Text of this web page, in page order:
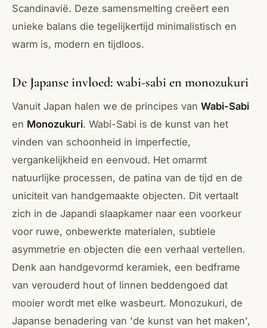
Scandinavië. Deze samensmelting creëert een
unieke balans die tegelijkertijd minimalistisch en
warm is, modern en tijdloos.
De Japanse invloed: wabi-sabi en monozukuri
Vanuit Japan halen we de principes van Wabi-Sabi
en Monozukuri. Wabi-Sabi is de kunst van het
vinden van schoonheid in imperfectie,
vergankelijkheid en eenvoud. Het omarmt
natuurlijke processen, de patina van de tijd en de
uniciteit van handgemaakte objecten. Dit vertaalt
zich in de Japandi slaapkamer naar een voorkeur
voor ruwe, onbewerkte materialen, subtiele
asymmetrie en objecten die een verhaal vertellen.
Denk aan handgevormd keramiek, een bedframe
van verouderd hout of linnen beddengoed dat
mooier wordt met elke wasbeurt. Monozukuri, de
Japanse benadering van 'de kunst van het maken',